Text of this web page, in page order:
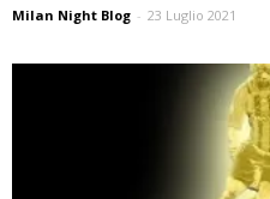
Milan Night Blog - 23 Luglio 2021